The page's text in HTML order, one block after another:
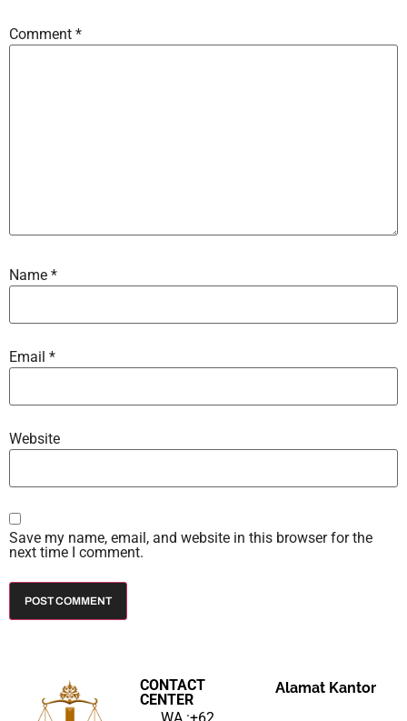
Comment *
Name *
Email *
Website
Save my name, email, and website in this browser for the
next time I comment.
CONTACT
CENTER
Alamat Kantor